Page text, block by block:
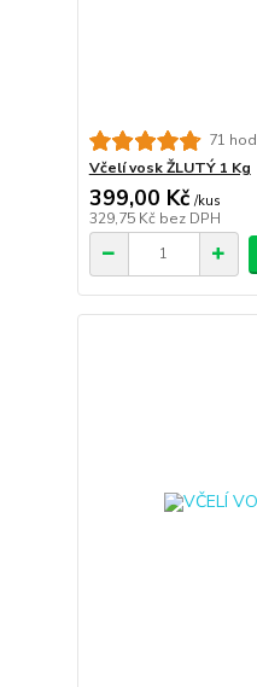
71
Včelí vosk ŽLUTÝ 1 Kg
399,00 Kč /kus
329,75 Kč bez DPH